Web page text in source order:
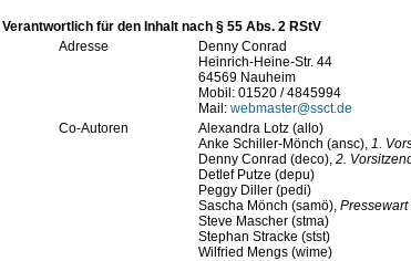
Verantwortlich für den Inhalt nach § 55 Abs. 2 RStV
Adresse
Denny Conrad
Heinrich-Heine-Str. 44
64569 Nauheim
Mobil: 01520 / 4845994
Mail: webmaster@ssct.de
Co-Autoren
Alexandra Lotz (allo)
Anke Schiller-Mönch (ansc), 1.
Denny Conrad (deco), 2.
Detlef Putze (depu)
Peggy Diller (pedi)
Sascha Mönch (samö), Pressewart
Steve Mascher (stma)
Stephan Stracke (stst)
Wilfried Mengs (wime)